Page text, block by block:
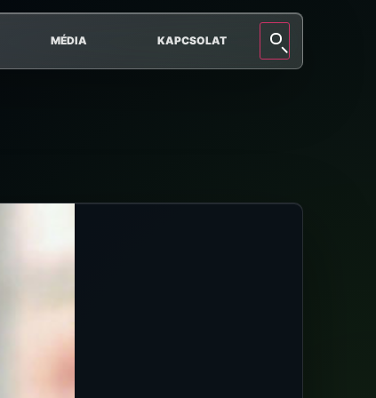
MÉDIA KAPCSOLAT